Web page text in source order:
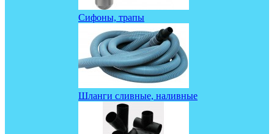
Сифоны, трапы
Шланги сливные, наливные